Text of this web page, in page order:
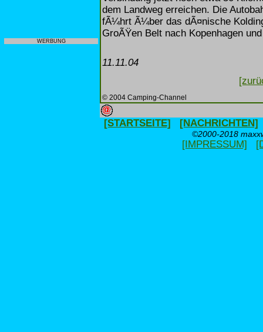
WERBUNG
dem Landweg erreichen. Die
fÃ¼hrt Ã¼ber das dÃ¤nische
GroÃŸen Belt nach Kopenhagen
11.11.04
© 2004 Camping-Channel
[STARTSEITE] [NACHRICHTEN]
©2000-2018
[IMPRESSUM]